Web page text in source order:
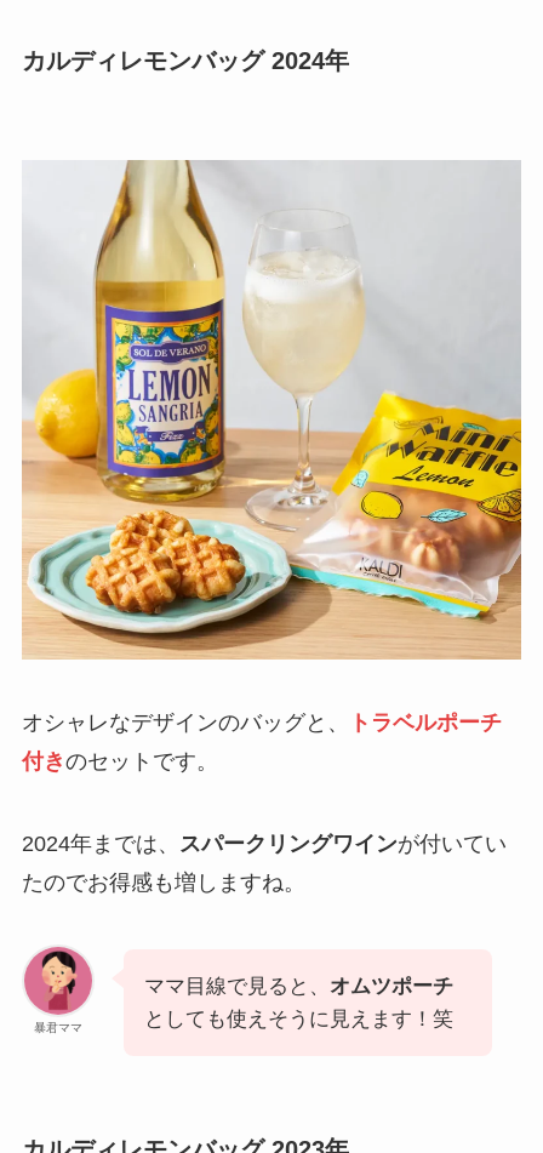
カルディレモンバッグ 2024年
オシャレなデザインのバッグと、
トラベルポーチ
付きのセットです。
2024年までは、 スパークリングワインが付いてい
たのでお得感も増しますね。
暴君ママ
ママ目線で見ると、 オムツポーチ
としても使えそうに見えます！笑